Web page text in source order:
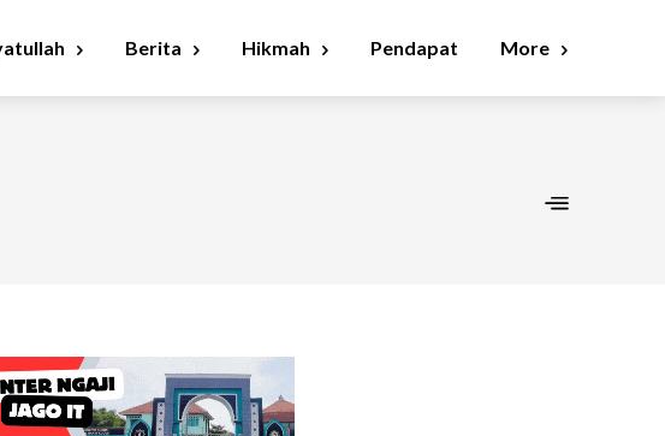
Berita Hikmah Pendapat More